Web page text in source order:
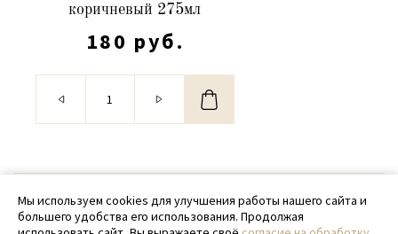
коричневый 275мл
180 руб.
© 2020 - 2026 SamPack
+ 7 (918) 699-97-87
Мы используем cookies для улучшения работы нашего сайта и
большего удобства его использования. Продолжая